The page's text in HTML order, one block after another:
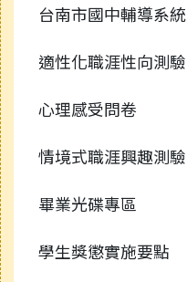
台南市國中輔導系統
適性化職涯性向測驗
心理感受問卷
情境式職涯興趣測驗
畢業光碟專區
學生獎懲實施要點